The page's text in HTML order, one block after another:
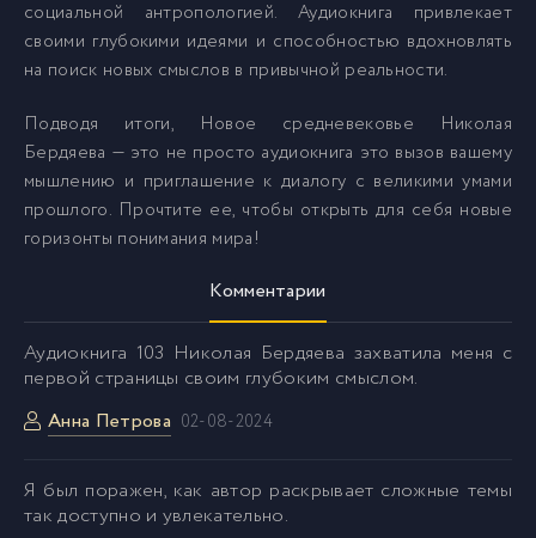
социальной антропологией. Аудиокнига привлекает
своими глубокими идеями и способностью вдохновлять
на поиск новых смыслов в привычной реальности.
Подводя итоги, Новое средневековье Николая
Бердяева — это не просто аудиокнига это вызов вашему
мышлению и приглашение к диалогу с великими умами
прошлого. Прочтите ее, чтобы открыть для себя новые
горизонты понимания мира!
Комментарии
Аудиокнига 103 Николая Бердяева захватила меня с
первой страницы своим глубоким смыслом.
Анна Петрова 02-08-2024
Я был поражен, как автор раскрывает сложные темы
так доступно и увлекательно.